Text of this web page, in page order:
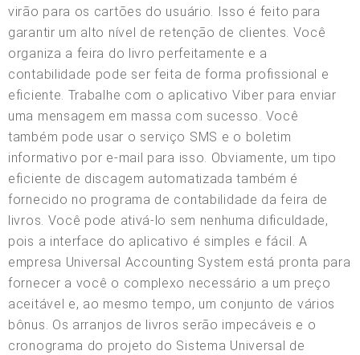
virão para os cartões do usuário. Isso é feito para
garantir um alto nível de retenção de clientes. Você
organiza a feira do livro perfeitamente e a
contabilidade pode ser feita de forma profissional e
eficiente. Trabalhe com o aplicativo Viber para enviar
uma mensagem em massa com sucesso. Você
também pode usar o serviço SMS e o boletim
informativo por e-mail para isso. Obviamente, um tipo
eficiente de discagem automatizada também é
fornecido no programa de contabilidade da feira de
livros. Você pode ativá-lo sem nenhuma dificuldade,
pois a interface do aplicativo é simples e fácil. A
empresa Universal Accounting System está pronta para
fornecer a você o complexo necessário a um preço
aceitável e, ao mesmo tempo, um conjunto de vários
bônus. Os arranjos de livros serão impecáveis e o
cronograma do projeto do Sistema Universal de